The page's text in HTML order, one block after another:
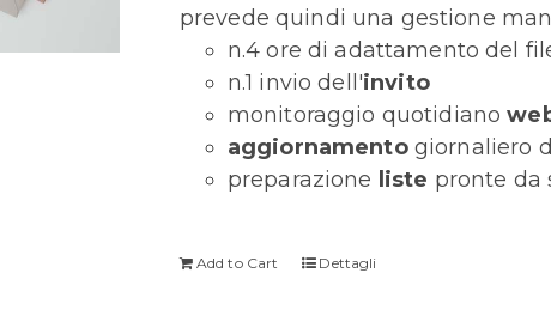
prevede quindi una gestione
n.4 ore di adattamento del
n.1 invio dell'invito
monitoraggio quotidiano
aggiornamentogiornaliero
preparazione liste pronte da
Add to Cart Dettagli